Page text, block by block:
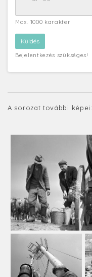
Max. 1000 karakter
Bejelentkezés szükséges!
A sorozat további képei: